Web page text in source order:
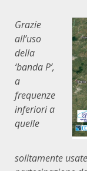
Grazie
all’uso
della
‘banda P’,
a
frequenze
inferiori a
quelle
solitamente